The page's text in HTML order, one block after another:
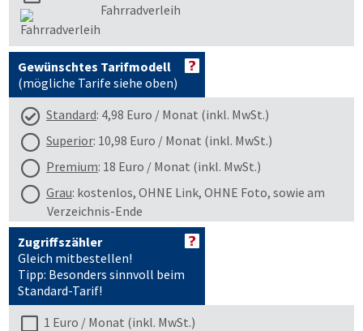
Fahrradverleih
Gewünschtes Tarifmodell
(mögliche Tarife siehe oben)
Standard: 4,98 Euro / Monat (inkl. MwSt.)
Superior: 10,98 Euro / Monat (inkl. MwSt.)
Premium: 18 Euro / Monat (inkl. MwSt.)
Grau: kostenlos, OHNE Link, OHNE Foto, sowie am
Verzeichnis-Ende
Zugriffszähler
Gleich mitbestellen!
Tipp: Besonders sinnvoll beim
Standard-Tarif!
1 Euro / Monat (inkl. MwSt.)